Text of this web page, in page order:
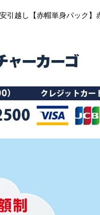
引越し【赤帽単身パック】